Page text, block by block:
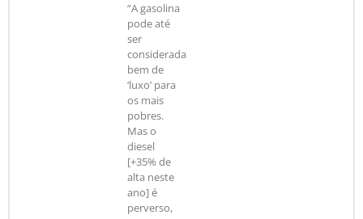
“A gasolina
pode até
ser
considerada
bem de
‘luxo’ para
os mais
pobres.
Mas o
diesel
[+35% de
alta neste
ano] é
perverso,